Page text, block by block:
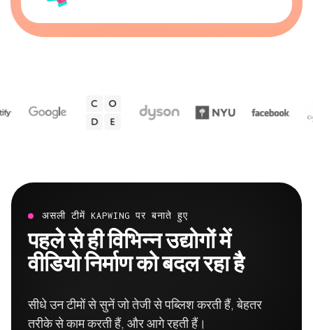
असली टीमें KAPWING पर बनाते हुए
पहले से ही विभिन्न उद्योगों में
वीडियो निर्माण को बदल रहा है
सीधे उन टीमों से सुनें जो तेजी से पब्लिश करती हैं, बेहतर
तरीके से काम करती हैं, और आगे रहती हैं।